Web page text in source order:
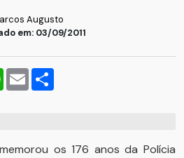
Augusto
em: 03/09/2011
WhatsApp
Email
os 176 anos da Polícia